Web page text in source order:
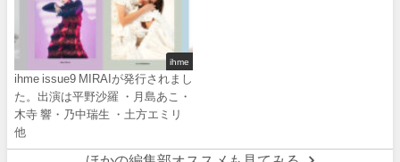
ihme
ihme issue9 MIRAIが発行されまし
た。出演は平野沙羅 ・月島あこ・
木寺 響・乃中瑞生 ・土方エミリ
他